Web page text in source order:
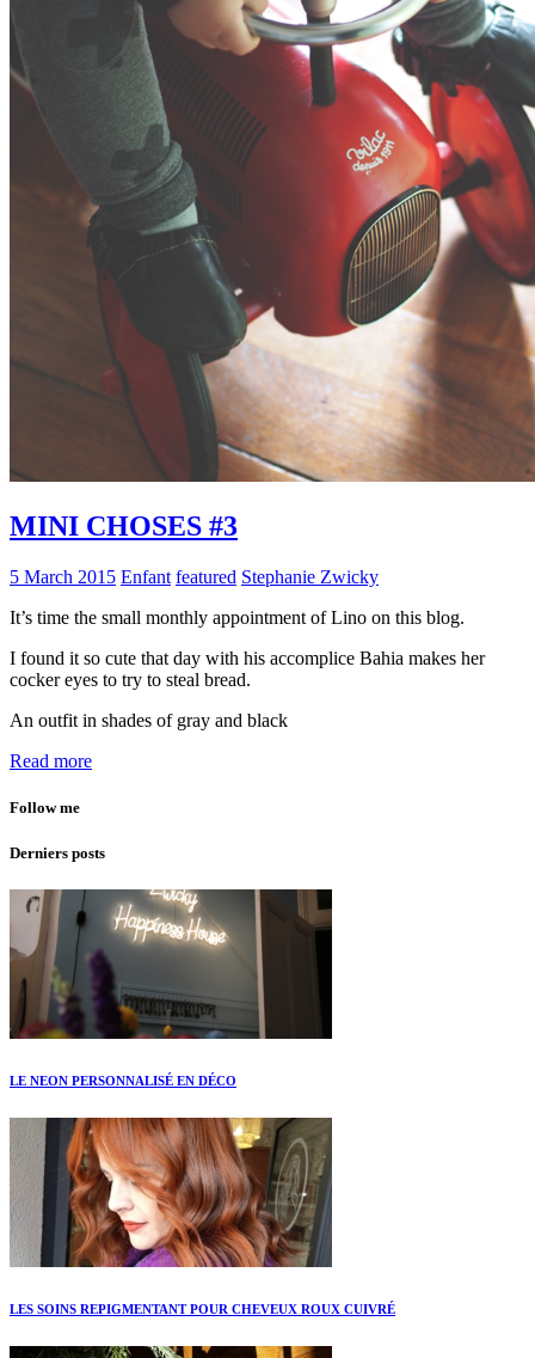
MINI CHOSES #3
5 March 2015 Enfant featured Stephanie Zwicky
It’s time the small monthly appointment of Lino on this blog.
I found it so cute that day with his accomplice Bahia makes her
cocker eyes to try to steal bread.
An outfit in shades of gray and black
Read more
Follow me
Derniers posts
LE NEON PERSONNALISÉ EN DÉCO
LES SOINS REPIGMENTANT POUR CHEVEUX ROUX CUIVRÉ